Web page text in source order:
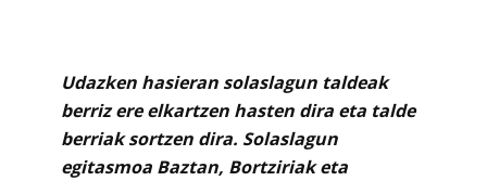
Udazken hasieran solaslagun taldeak
berriz ere elkartzen hasten dira eta talde
berriak sortzen dira. Solaslagun
egitasmoa Baztan, Bortziriak eta